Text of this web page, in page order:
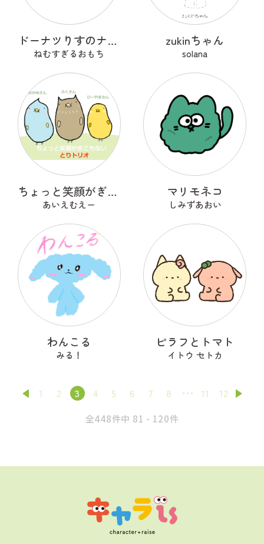
ドーナツりすのナッツー
ねむすぎるおもち
zukinちゃん
solana
ちょっと笑顔がぎこちない とりトリオ
あいえむえー
マリモネコ
しみずあおい
わんこる
みる！
ピラフとトマト
イトウ セトカ
1 2 3 4 5 6 7 8 11 12
全448件中 81 - 120件